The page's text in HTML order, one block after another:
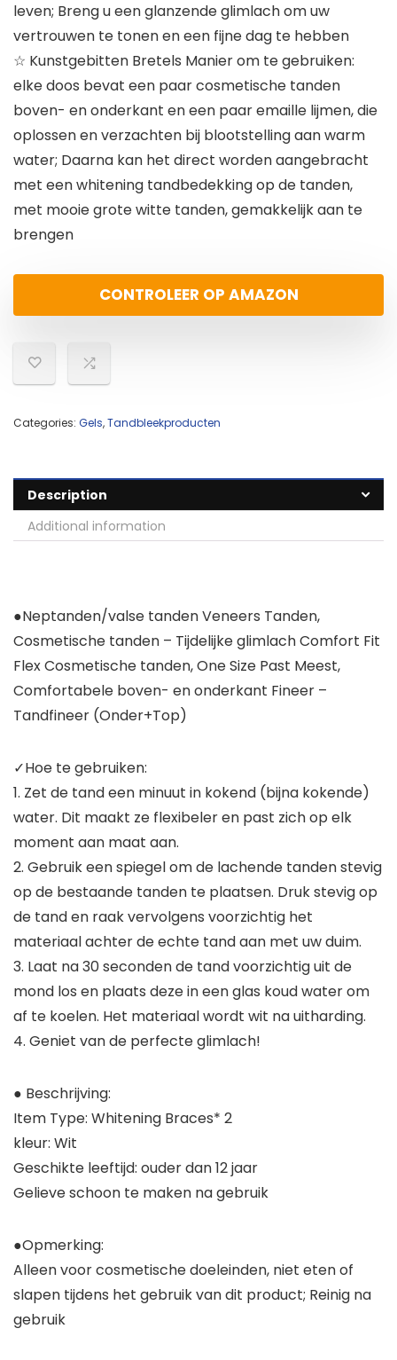
leven; Breng u een glanzende glimlach om uw
vertrouwen te tonen en een fijne dag te hebben
☆ Kunstgebitten Bretels Manier om te gebruiken:
elke doos bevat een paar cosmetische tanden
boven- en onderkant en een paar emaille lijmen, die
oplossen en verzachten bij blootstelling aan warm
water; Daarna kan het direct worden aangebracht
met een whitening tandbedekking op de tanden,
met mooie grote witte tanden, gemakkelijk aan te
brengen
CONTROLEER OP AMAZON
Categories: Gels,Tandbleekproducten
Description
Additional information
●Neptanden/valse tanden Veneers Tanden,
Cosmetische tanden – Tijdelijke glimlach Comfort Fit
Flex Cosmetische tanden, One Size Past Meest,
Comfortabele boven- en onderkant Fineer –
Tandfineer (Onder+Top)
✓Hoe te gebruiken:
1. Zet de tand een minuut in kokend (bijna kokende)
water. Dit maakt ze flexibeler en past zich op elk
moment aan maat aan.
2. Gebruik een spiegel om de lachende tanden stevig
op de bestaande tanden te plaatsen. Druk stevig op
de tand en raak vervolgens voorzichtig het
materiaal achter de echte tand aan met uw duim.
3. Laat na 30 seconden de tand voorzichtig uit de
mond los en plaats deze in een glas koud water om
af te koelen. Het materiaal wordt wit na uitharding.
4. Geniet van de perfecte glimlach!
● Beschrijving:
Item Type: Whitening Braces* 2
kleur: Wit
Geschikte leeftijd: ouder dan 12 jaar
Gelieve schoon te maken na gebruik
●Opmerking:
Alleen voor cosmetische doeleinden, niet eten of
slapen tijdens het gebruik van dit product; Reinig na
gebruik